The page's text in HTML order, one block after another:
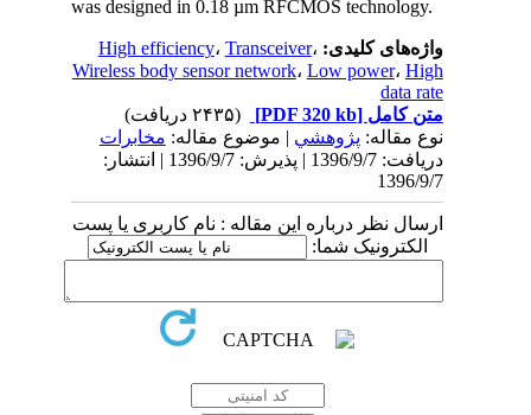
was designed in 0.18 µm RFCMOS technology.
واژه‌های کلیدی: High efficiency،Transceiver،
Wireless body sensor network،Low power،High
data rate
متن کامل[PDF 320 kb]
نوع مقاله:پژوهشي| موضوع مقاله:مخابرات
دریافت: 1396/9/7 | پذیرش: 1396/9/7 | انتشار:
1396/9/7
ارسال نظر درباره این مقاله : نام کاربری یا پست
الکترونیک شما: